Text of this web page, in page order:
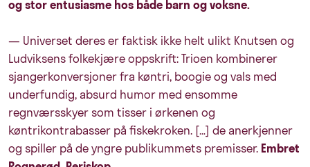
og stor entusiasme hos både barn og voksne.
— Universet deres er faktisk ikke helt ulikt Knutsen og
Ludviksens folkekjære oppskrift: Trioen kombinerer
sjangerkonversjoner fra køntri, boogie og vals med
underfundig, absurd humor med ensomme
regnværsskyer som tisser i ørkenen og
køntrikontrabasser på fiskekroken. […] de anerkjenner
og spiller på de yngre publikummets premisser. Embret